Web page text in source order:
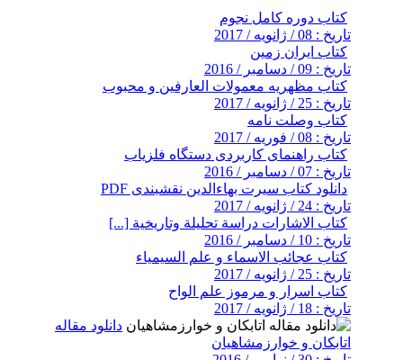
کتاب دوره کامل نجوم
تاریخ : 08 / ژانویه / 2017
کتاب ایران زمین
تاریخ : 09 / دسامبر / 2016
کتاب مظهریه معمولات العارفین و محبوب
تاریخ : 25 / ژانویه / 2017
کتاب وصلت نامه
تاریخ : 08 / فوریه / 2017
کتاب راهنمای کاربردی دستگاه فلزیاب
تاریخ : 07 / دسامبر / 2016
دانلود کتاب سیرت بهاءالدین نقشبندی PDF
تاریخ : 24 / ژانویه / 2017
کتاب الاشارات دراسة تحليلة وتاريخية [...]
تاریخ : 10 / دسامبر / 2016
کتاب عجائب الاسماء و علم السیمیاء
تاریخ : 25 / ژانویه / 2017
کتاب اسرار و مرموز علم الواح
تاریخ : 18 / ژانویه / 2017
دانلود مقاله
اتابکان و خوارزمشاهیان